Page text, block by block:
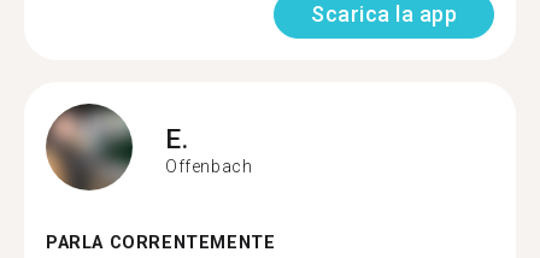
Scarica la app
E.
Offenbach
PARLA CORRENTEMENTE